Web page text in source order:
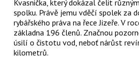
Kvasnička, který dokázal čelit
spolku. Právě jemu vděčí spolek za
rybářského práva na řece Jizeře. V
základna 196 členů. Značnou
úsilí o čistotu vod, neboť nárůst
kilometrů.